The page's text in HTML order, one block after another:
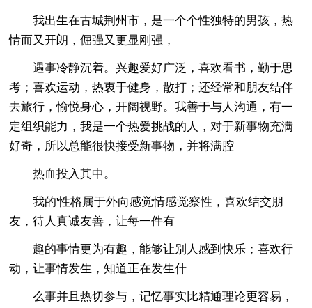
我出生在古城荆州市，是一个个性独特的男孩，热
情而又开朗，倔强又更显刚强，
遇事冷静沉着。兴趣爱好广泛，喜欢看书，勤于思
考；喜欢运动，热衷于健身，散打；还经常和朋友结伴
去旅行，愉悦身心，开阔视野。我善于与人沟通，有一
定组织能力，我是一个热爱挑战的人，对于新事物充满
好奇，所以总能很快接受新事物，并将满腔
热血投入其中。
我的'性格属于外向感觉情感觉察性，喜欢结交朋
友，待人真诚友善，让每一件有
趣的事情更为有趣，能够让别人感到快乐；喜欢行
动，让事情发生，知道正在发生什
么事并且热切参与，记忆事实比精通理论更容易，